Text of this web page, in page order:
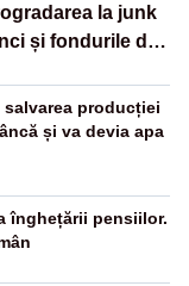
la junk
și fondurile de
salvarea producției
și va devia apa
înghețării pensiilor.